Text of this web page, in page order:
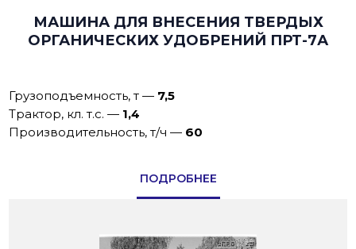
МАШИНА ДЛЯ ВНЕСЕНИЯ ТВЕРДЫХ
ОРГАНИЧЕСКИХ УДОБРЕНИЙ ПРТ-7А
Грузоподъемность, т — 7,5
Трактор, кл. т.с. — 1,4
Производительность, т/ч — 60
ПОДРОБНЕЕ